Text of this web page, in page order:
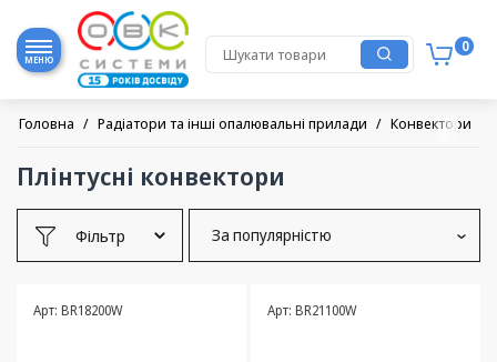
МЕНЮ
0
Головна / Радіатори та інші опалювальні прилади / Конвектори
Плінтусні конвектори
Фільтр За популярністю
Арт: BR18200W Арт: BR21100W